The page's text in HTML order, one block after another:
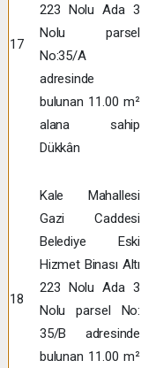
17
223 Nolu Ada 3
Nolu parsel
No:35/A
adresinde
bulunan 11.00 m²
alana sahip
Dükkân
18
Kale Mahallesi
Gazi Caddesi
Belediye Eski
Hizmet Binası Altı
223 Nolu Ada 3
Nolu parsel No:
35/B adresinde
bulunan 11.00 m²